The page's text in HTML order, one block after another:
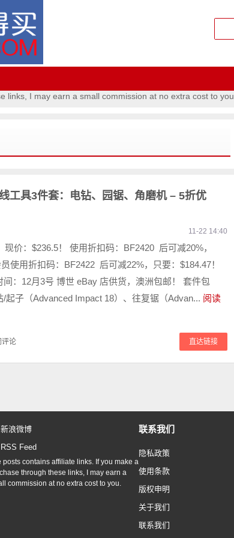
I may earn a small commission at no extra cost to you.
工具3件套：电钻、园锯、角磨机 – 5折优
11-22 14:40
现价：$236.5！ 使用折扣码：BF2420 后可减20%，
使用折扣码：BF2422 后可减22%，只要：$184.47！
间：12月3号 博世 eBay 店供货，澳洲包邮！ 套件包
/起子（Advanced Impact 18）、往复锯（Advan... 阅读
直达链接
评论
新浪微博
RSS Feed
posts contains affiliate links. If you make a
through these links, I may earn a
commission at no extra cost to you.
联系我们
隐私政策
使用条款
版权申明
关于我们
联系我们